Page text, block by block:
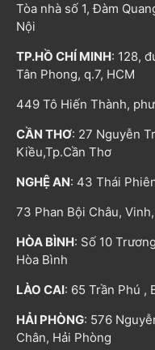
Tòa nhà số 1, Đàm
Nội
TP.HỒ CHÍ MINH: 128,
Tân Phong, q.7, HCM
449 Tô Hiến Thành,
CẦN THƠ: 27 Nguyễn
Kiều,Tp.Cần Thơ
NGHỆ AN: 43 Thái
73 Phan Bội Châu,
HÒA BÌNH: Số 10
Hòa Bình
LÀO CAI: 65 Trần Phú ,
HẢI PHÒNG: 576
Chân, Hải Phòng